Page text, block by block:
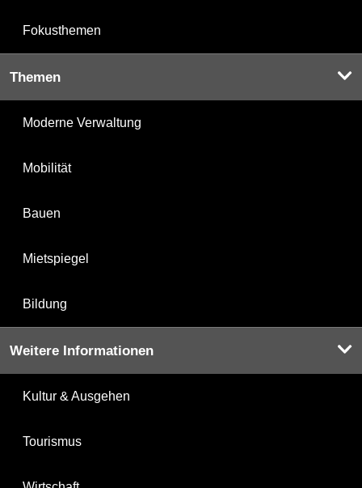
Fokusthemen
Themen
Moderne Verwaltung
Mobilität
Bauen
Mietspiegel
Bildung
Weitere Informationen
Kultur & Ausgehen
Tourismus